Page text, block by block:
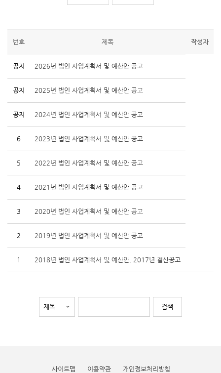
번호 제목 작성자
공지 2026년 법인 사업계획서 및 예산안 공고
공지 2025년 법인 사업계획서 및 예산안 공고
공지 2024년 법인 사업계획서 및 예산안 공고
6 2023년 법인 사업계획서 및 예산안 공고
5 2022년 법인 사업계획서 및 예산안 공고
4 2021년 법인 사업계획서 및 예산안 공고
3 2020년 법인 사업계획서 및 예산안 공고
2 2019년 법인 사업계획서 및 예산안 공고
1 2018년 법인 사업계획서 및 예산안, 2017년 결산공고
사이트맵 이용약관 개인정보처리방침